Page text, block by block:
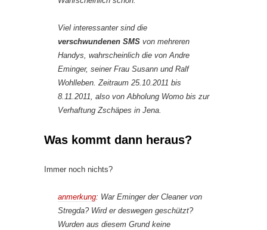
Viel interessanter sind die
verschwundenen SMS von mehreren
Handys, wahrscheinlich die von Andre
Eminger, seiner Frau Susann und Ralf
Wohlleben. Zeitraum 25.10.2011 bis
8.11.2011, also von Abholung Womo bis zur
Verhaftung Zschäpes in Jena.
Was kommt dann heraus?
Immer noch nichts?
anmerkung: War Eminger der Cleaner von
Stregda? Wird er deswegen geschützt?
Wurden aus diesem Grund keine